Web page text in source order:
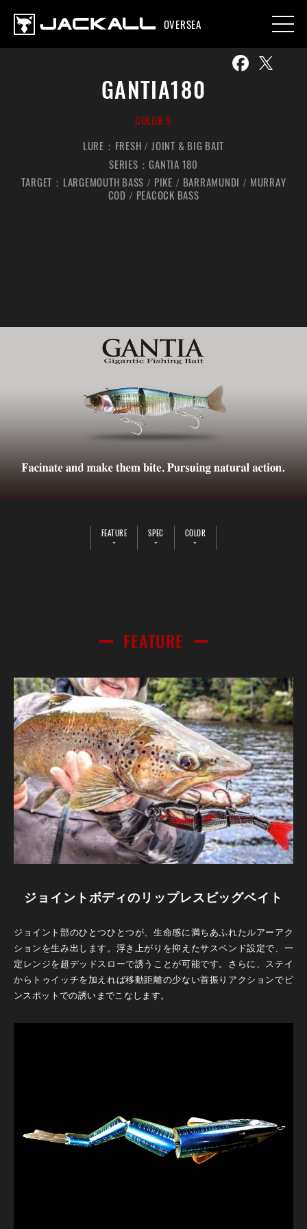
OVERSEA
GANTIA180
COLOR 9
LURE： FRESH JOINT & BIG BAIT
SERIES：GANTIA 180
TARGET： LARGEMOUTH BASS PIKE BARRAMUNDI MURRAY
COD PEACOCK BASS
FEATURE SPEC COLOR
FEATURE
ジョイントボディのリップレスビッグベイト
ジョイント部のひとつひとつが、生命感に満ちあふれたルアーアク
ションを生み出します。浮き上がりを抑えたサスペンド設定で、一
定レンジを超デッドスローで誘うことが可能です。さらに、ステイ
からトゥイッチを加えれば移動距離の少ない首振りアクションでピ
ンスポットでの誘いまでこなします。